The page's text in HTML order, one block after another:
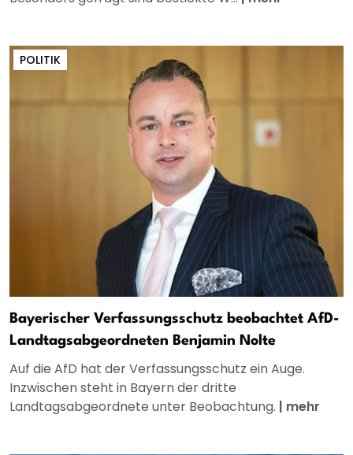
POLITIK
Bayerischer Verfassungsschutz beobachtet AfD-
Landtagsabgeordneten Benjamin Nolte
Auf die AfD hat der Verfassungsschutz ein Auge.
Inzwischen steht in Bayern der dritte
Landtagsabgeordnete unter Beobachtung. | mehr